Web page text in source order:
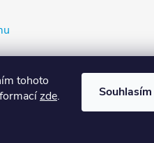
tohoto
zde. Souhlasím